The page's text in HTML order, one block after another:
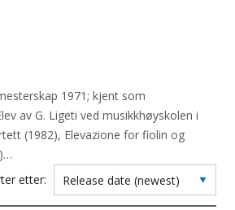
1971; kjent som
av G. Ligeti ved musikkhøyskolen i
(1982), Elevazione for fiolin og
etter: